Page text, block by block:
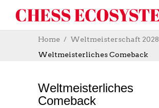
Home
Weltmeisterschaft 2028
Weltmeisterliches Comeback
Weltmeisterliches
Comeback